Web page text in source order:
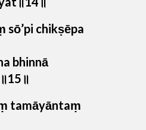
sō’pi chikṣēpa
bhinnā
tamāyāntaṃ